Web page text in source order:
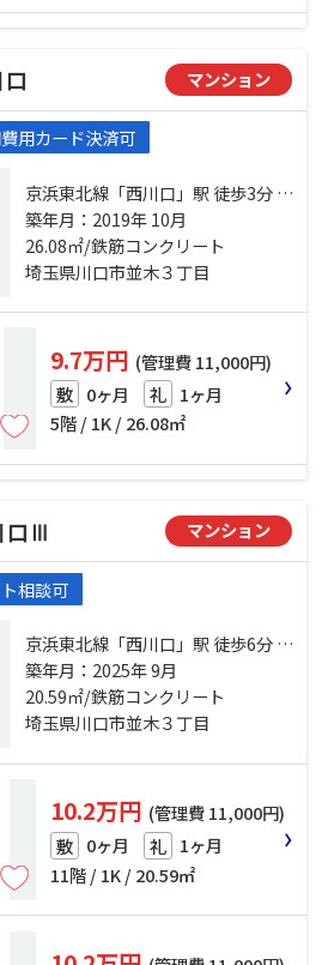
マンション
用カード決済可
京浜東北線「西川口」駅 徒歩3分 京
浜東北線「蕨」駅 徒歩20分 京浜東
北線「川口」駅 徒歩29分
築年月：2019年 10月
26.08㎡/鉄筋コンクリート
埼玉県川口市並木３丁目
9.7万円 (管理費 11,000円)
敷 0ヶ月 礼 1ヶ月
5階 / 1K / 26.08㎡
口Ⅲ マンション
相談可
京浜東北線「西川口」駅 徒歩6分 京
浜東北線「川口」駅 徒歩28分 京浜
東北線「蕨」駅 徒歩29分
築年月：2025年 9月
20.59㎡/鉄筋コンクリート
埼玉県川口市並木３丁目
10.2万円 (管理費 11,000円)
敷 0ヶ月 礼 1ヶ月
11階 / 1K / 20.59㎡